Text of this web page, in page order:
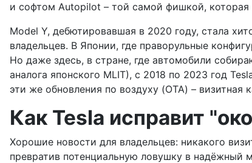
и софтом Autopilot – той самой фишкой,
Model Y, дебютировавшая в 2020 году, стала
владельцев. В Японии, где праворульные
Но даже здесь, в стране, где автомобили
аналога японского MLIT), с 2018 по 2023 год
эти же обновления по воздуху (OTA) – визитная
Как Tesla исправит
Хорошие новости для владельцев: никакого
превратив потенциальную ловушку в надёжный